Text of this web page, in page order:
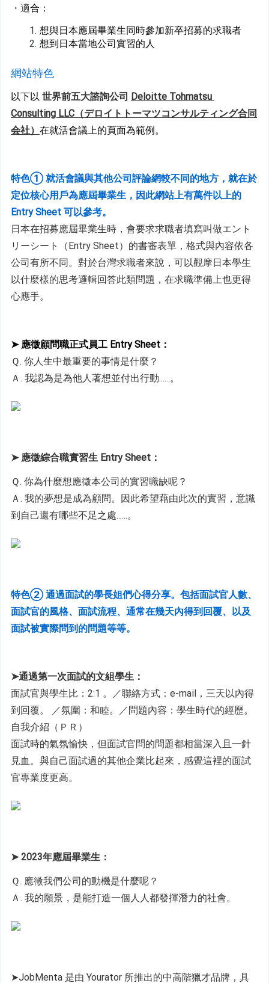
・適合：
想與日本應屆畢業生同時參加新卒招募的求職者
想到日本當地公司實習的人
網站特色
以下以 世界前五大諮詢公司 Deloitte Tohmatsu
Consulting LLC（デロイトトーマツコンサルティング合同
会社） 在就活會議上的頁面為範例。
特色① 就活會議與其他公司評論網較不同的地方，就在於
定位核心用戶為應屆畢業生，因此網站上有萬件以上的
Entry Sheet 可以參考。
日本在招募應屆畢業生時，會要求求職者填寫叫做エント
リーシート（Entry Sheet）的書審表單，格式與內容依各
公司有所不同。對於台灣求職者來說，可以觀摩日本學生
以什麼樣的思考邏輯回答此類問題，在求職準備上也更得
心應手。
➤ 應徵顧問職正式員工 Entry Sheet：
Ｑ. 你人生中最重要的事情是什麼？
Ａ. 我認為是為他人著想並付出行動......。
➤ 應徵綜合職實習生 Entry Sheet：
Ｑ. 你為什麼想應徵本公司的實習職缺呢？
Ａ. 我的夢想是成為顧問。因此希望藉由此次的實習，意識
到自己還有哪些不足之處......。
特色② 通過面試的學長姐們心得分享。包括面試官人數、
面試官的風格、面試流程、通常在幾天內得到回覆、以及
面試被實際問到的問題等等。
➤通過第一次面試的文組學生：
面試官與學生比：2:1 。／聯絡方式：e-mail，三天以內得
到回覆。 ／氛圍：和睦。／問題內容：學生時代的經歷。
自我介紹（ＰＲ）
面試時的氣氛愉快，但面試官問的問題都相當深入且一針
見血。與自己面試過的其他企業比起來，感覺這裡的面試
官專業度更高。
➤ 2023年應屆畢業生：
Ｑ. 應徵我們公司的動機是什麼呢？
Ａ. 我的願景，是能打造一個人人都發揮潛力的社會。
➤JobMenta 是由 Yourator 所推出的中高階獵才品牌，具